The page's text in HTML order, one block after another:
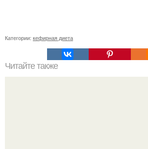
Категории: кефирная диета
Читайте также